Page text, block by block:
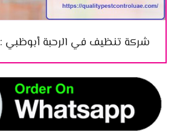
شركة تنظيف في الرحبة أبوظبي :0545307678